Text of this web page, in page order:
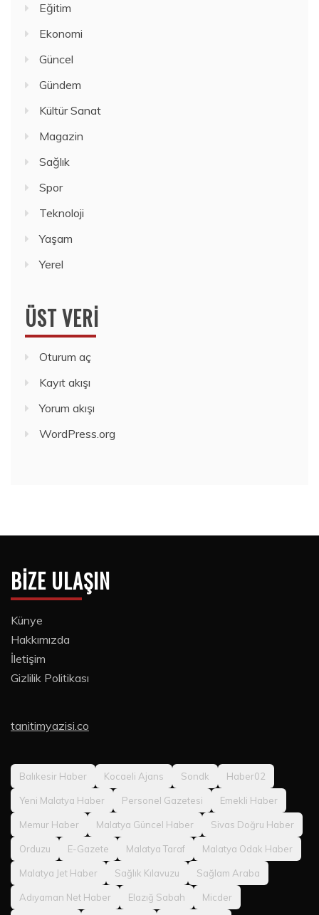
Eğitim
Ekonomi
Güncel
Gündem
Kültür Sanat
Magazin
Sağlık
Spor
Teknoloji
Yaşam
Yerel
ÜST VERI
Oturum aç
Kayıt akışı
Yorum akışı
WordPress.org
BIZE ULAŞIN
Künye
Hakkımızda
İletişim
Gizlilik Politikası
tanitimyazisi.co
Balıkesir Haber Kocaeli Ajans Sondk Haber02
Yeni Malatya Haber Personel Gazetesi Emekli Haber
Memur Haber Malatya Güncel Haber Sivas Doğru Haber
Orduzu E-Gazete Malatya Taraf Malatya Odak Haber
Malatya Jet Haber Sağlık Kılavuzu Sağlam Araba
Adıyaman Net Haber Elazığ Sabah Micder